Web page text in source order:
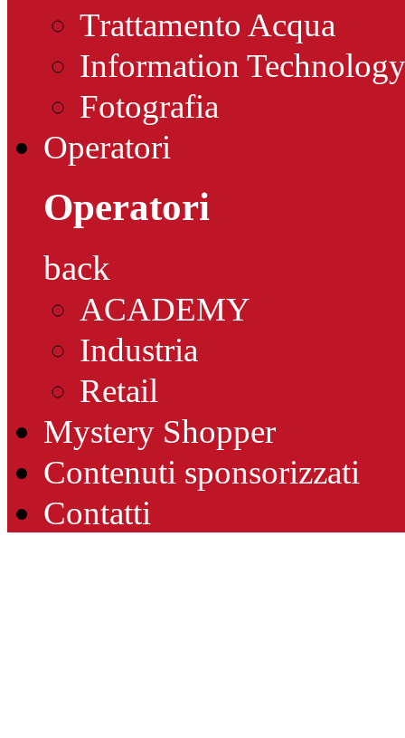
Trattamento Acqua
Information Technology
Fotografia
Operatori
Operatori
back
ACADEMY
Industria
Retail
Mystery Shopper
Contenuti sponsorizzati
Contatti